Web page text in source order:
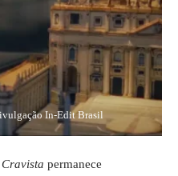
In-Edit Brasil
permanece